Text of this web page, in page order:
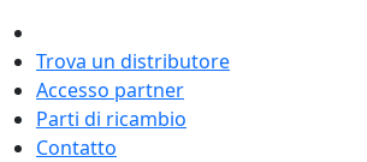
Trova un distributore
Accesso partner
Parti di ricambio
Contatto